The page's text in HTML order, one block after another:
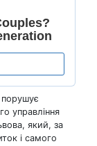
управління
який, за
і самого